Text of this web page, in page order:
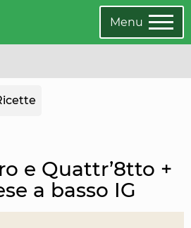
Menu
e Quattr’8tto +
a basso IG